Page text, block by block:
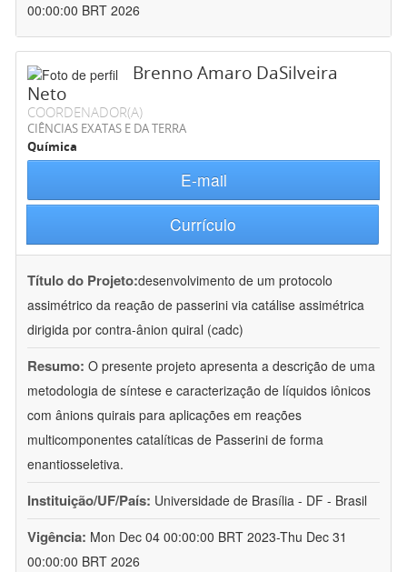
00:00:00 BRT 2026
Brenno Amaro DaSilveira
Neto
COORDENADOR(A)
CIÊNCIAS EXATAS E DA TERRA
Química
E-mail
Currículo
Título do Projeto:desenvolvimento de um protocolo
assimétrico da reação de passerini via catálise assimétrica
dirigida por contra-ânion quiral (cadc)
Resumo: O presente projeto apresenta a descrição de uma
metodologia de síntese e caracterização de líquidos iônicos
com ânions quirais para aplicações em reações
multicomponentes catalíticas de Passerini de forma
enantiosseletiva.
Instituição/UF/País: Universidade de Brasília - DF - Brasil
Vigência: Mon Dec 04 00:00:00 BRT 2023-Thu Dec 31
00:00:00 BRT 2026